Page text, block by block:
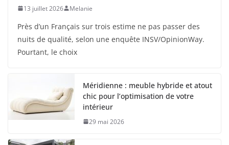
13 juillet 2026 Melanie
Près d’un Français sur trois estime ne pas passer des
nuits de qualité, selon une enquête INSV/OpinionWay.
Pourtant, le choix
Méridienne : meuble hybride et atout
chic pour l’optimisation de votre
intérieur
29 mai 2026